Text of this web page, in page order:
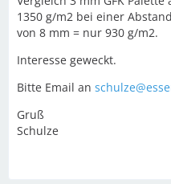
1350 g/m2 bei einer
von 8 mm = nur 930 g/m2.
Interesse geweckt.
Bitte Email an
Gruß
Schulze